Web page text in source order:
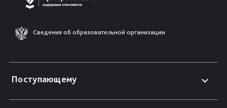
Сведения об образовательной организации
Поступающему